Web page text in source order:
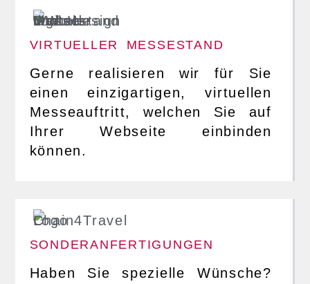
VIRTUELLER MESSESTAND
Gerne realisieren wir für Sie
einen einzigartigen, virtuellen
Messeauftritt, welchen Sie auf
Ihrer Webseite einbinden
können.
SONDERANFERTIGUNGEN
Haben Sie spezielle Wünsche?